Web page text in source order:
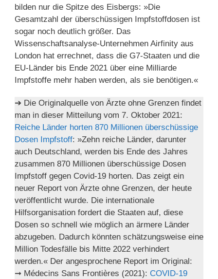
bilden nur die Spitze des Eisbergs: »Die
Gesamtzahl der überschüssigen Impfstoffdosen ist
sogar noch deutlich größer. Das
Wissenschaftsanalyse-Unternehmen Airfinity aus
London hat errechnet, dass die G7-Staaten und die
EU-Länder bis Ende 2021 über eine Milliarde
Impfstoffe mehr haben werden, als sie benötigen.«
➔ Die Originalquelle von Ärzte ohne Grenzen findet
man in dieser Mitteilung vom 7. Oktober 2021:
Reiche Länder horten 870 Millionen überschüssige
Dosen Impfstoff: »Zehn reiche Länder, darunter
auch Deutschland, werden bis Ende des Jahres
zusammen 870 Millionen überschüssige Dosen
Impfstoff gegen Covid-19 horten. Das zeigt ein
neuer Report von Ärzte ohne Grenzen, der heute
veröffentlicht wurde. Die internationale
Hilfsorganisation fordert die Staaten auf, diese
Dosen so schnell wie möglich an ärmere Länder
abzugeben. Dadurch könnten schätzungsweise eine
Million Todesfälle bis Mitte 2022 verhindert
werden.« Der angesprochene Report im Original:
➞ Médecins Sans Frontières (2021): COVID-19